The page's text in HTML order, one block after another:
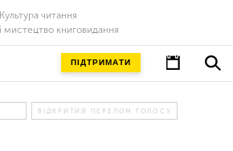
Культура читання
і мистецтво книговидання
ПІДТРИМАТИ
ВІДКРИТИЙ ПЕРЕЛОМ ГОЛОСУ